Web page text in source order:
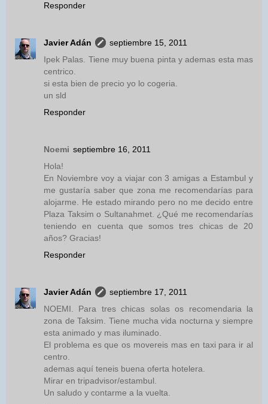
Responder
Javier Adán
septiembre 15, 2011
Ipek Palas. Tiene muy buena pinta y ademas esta mas
centrico.
si esta bien de precio yo lo cogeria.
un sld
Responder
Noemi septiembre 16, 2011
Hola!
En Noviembre voy a viajar con 3 amigas a Estambul y
me gustaría saber que zona me recomendarías para
alojarme. He estado mirando pero no me decido entre
Plaza Taksim o Sultanahmet. ¿Qué me recomendarías
teniendo en cuenta que somos tres chicas de 20
años? Gracias!
Responder
Javier Adán
septiembre 17, 2011
NOEMI. Para tres chicas solas os recomendaria la
zona de Taksim. Tiene mucha vida nocturna y siempre
esta animado y mas iluminado.
El problema es que os movereis mas en taxi para ir al
centro.
ademas aquí teneis buena oferta hotelera.
Mirar en tripadvisor/estambul.
Un saludo y contarme a la vuelta.